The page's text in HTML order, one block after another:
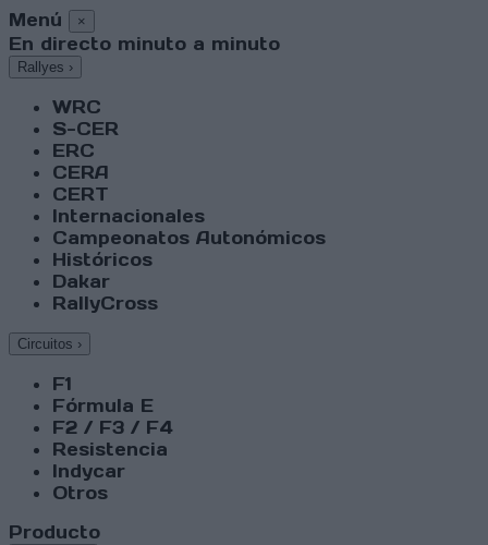
Menú ×
En directo minuto a minuto
Rallyes ›
WRC
S-CER
ERC
CERA
CERT
Internacionales
Campeonatos Autonómicos
Históricos
Dakar
RallyCross
Circuitos ›
F1
Fórmula E
F2 / F3 / F4
Resistencia
Indycar
Otros
Producto